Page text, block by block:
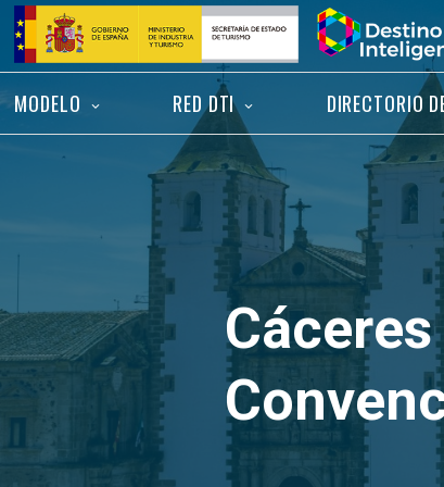
Saltar
contenido
Inicio
MODELO RED DTI DIRECTORIO